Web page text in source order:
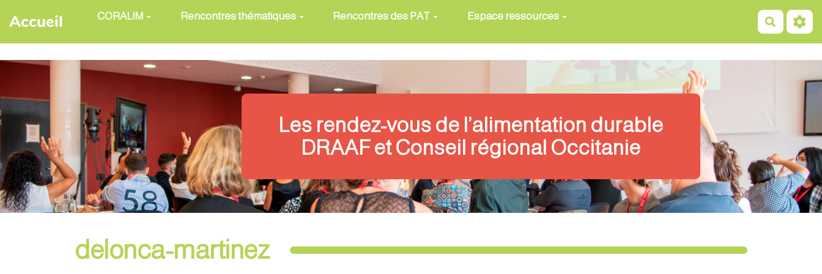
Aller au contenu principal
Accueil CORALIM Rencontres thématiques Rencontres des PAT Espace ressources
Les rendez-vous de l’alimentation durable
DRAAF et Conseil régional Occitanie
delonca-martinez